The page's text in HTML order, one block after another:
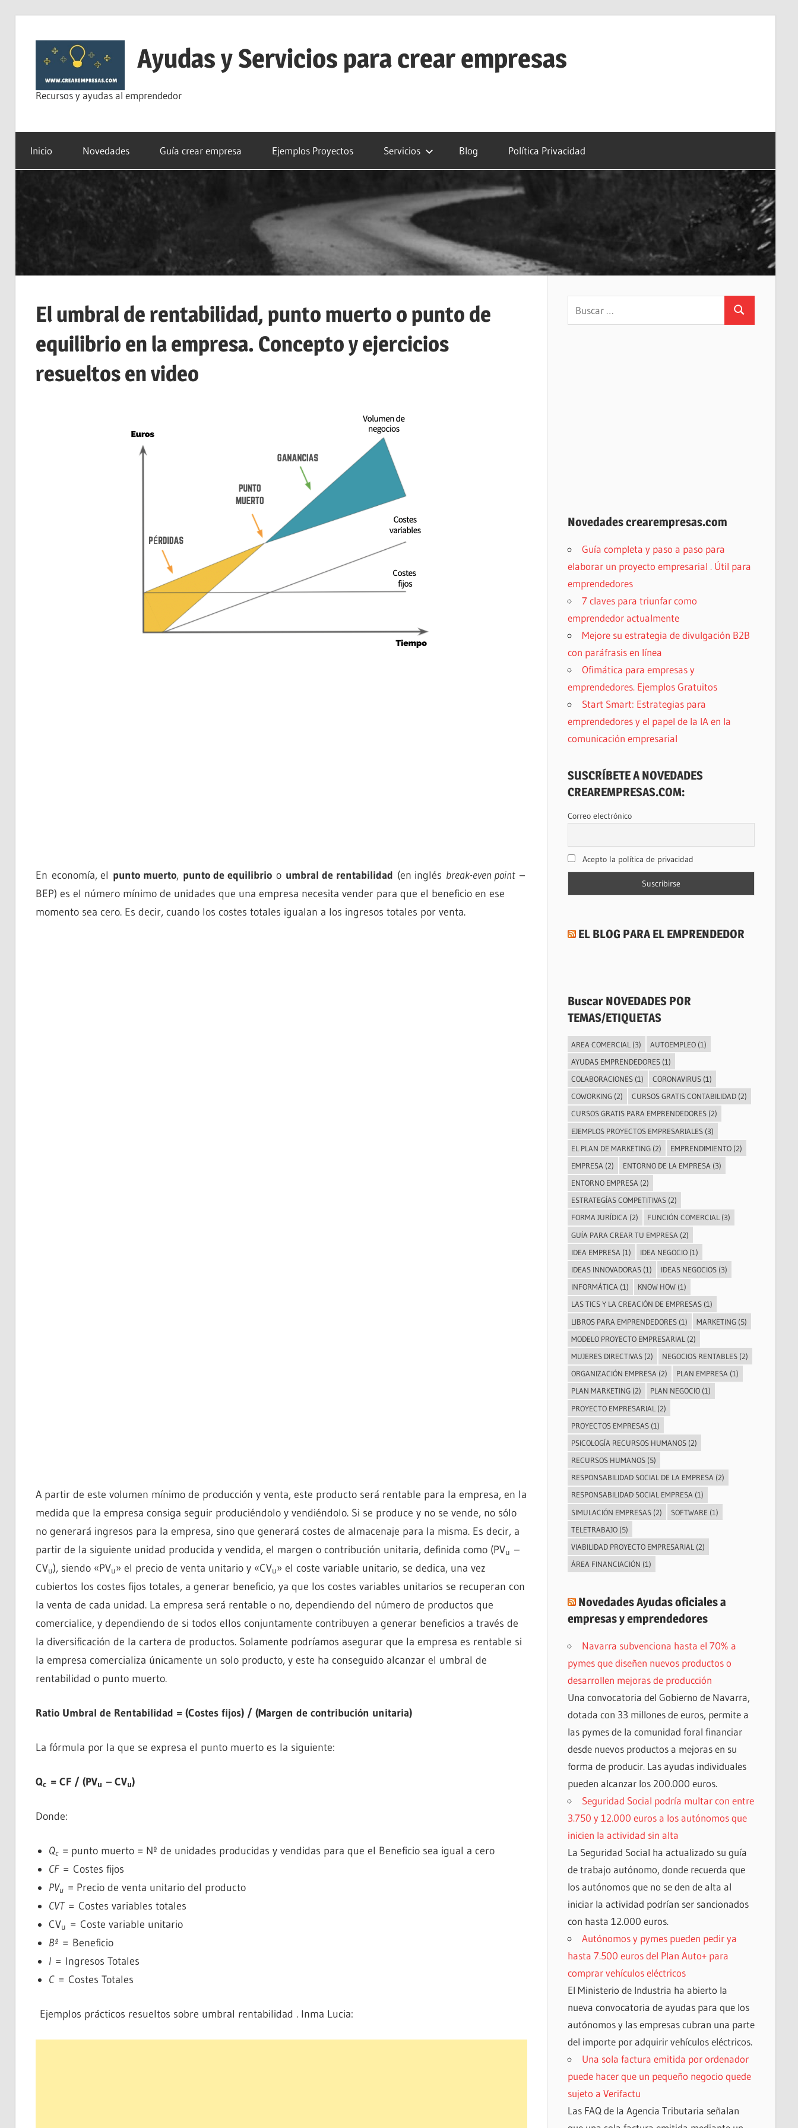
contenido
Ayudas y Servicios para crear empresas
Recursos y ayudas al emprendedor
Inicio Novedades Guía crear empresa Ejemplos Proyectos Servicios Blog Política Privacidad
El umbral de rentabilidad, punto muerto o punto de
equilibrio en la empresa. Concepto y ejercicios
resueltos en video
En economía, el punto muerto, punto de equilibrioo umbral de rentabilidad (en inglés break-even point–
BEP) es el número mínimo de unidades que una empresa necesita vender para que el beneficio en ese
momento sea cero. Es decir, cuando los costes totales igualan a los ingresos totales por venta.
A partir de este volumen mínimo de producción y venta, este producto será rentable para la empresa, en la
medida que la empresa consiga seguir produciéndolo y vendiéndolo. Si se produce y no se vende, no sólo
no generará ingresos para la empresa, sino que generará costes de almacenaje para la misma. Es decir, a
partir de la siguiente unidad producida y vendida, el margen o contribución unitaria, definida como (PVu –
CVu), siendo «PVu» el precio de venta unitario y «CVu» el coste variable unitario, se dedica, una vez
cubiertos los costes fijos totales, a generar beneficio, ya que los costes variables unitarios se recuperan con
la venta de cada unidad. La empresa será rentable o no, dependiendo del número de productos que
comercialice, y dependiendo de si todos ellos conjuntamente contribuyen a generar beneficios a través de
la diversificación de la cartera de productos. Solamente podríamos asegurar que la empresa es rentable si
la empresa comercializa únicamente un solo producto, y este ha conseguido alcanzar el umbral de
rentabilidad o punto muerto.
Ratio Umbral de Rentabilidad = (Costes fijos) / (Margen de contribución unitaria)
La fórmula por la que se expresa el punto muerto es la siguiente:
Qc= CF / (PVu – CVu)
Donde:
Qc= punto muerto = Nº de unidades producidas y vendidas para que el Beneficio sea igual a cero
CF= Costes fijos
PVu = Precio de venta unitario del producto
CVT= Costes variables totales
CVu = Coste variable unitario
Bº = Beneficio
I = Ingresos Totales
C= Costes Totales
Ejemplos prácticos resueltos sobre umbral rentabilidad . Inma Lucia:
Buscar
Novedades crearempresas.com
Guía completa y paso a paso para
elaborar un proyecto empresarial . Útil para
emprendedores
7 claves para triunfar como
emprendedor actualmente
Mejore su estrategia de divulgación B2B
con paráfrasis en línea
Ofimática para empresas y
emprendedores. Ejemplos Gratuitos
Start Smart: Estrategias para
emprendedores y el papel de la IA en la
comunicación empresarial
SUSCRÍBETE A NOVEDADES
CREAREMPRESAS.COM:
Correo electrónico
Acepto la política de privacidad
EL BLOG PARA EL EMPRENDEDOR
Buscar NOVEDADES POR
TEMAS/ETIQUETAS
AREA COMERCIAL (3) AUTOEMPLEO (1)
AYUDAS EMPRENDEDORES (1)
COLABORACIONES (1) CORONAVIRUS (1)
COWORKING (2) CURSOS GRATIS CONTABILIDAD (2)
CURSOS GRATIS PARA EMPRENDEDORES (2)
EJEMPLOS PROYECTOS EMPRESARIALES (3)
EL PLAN DE MARKETING (2) EMPRENDIMIENTO (2)
EMPRESA (2) ENTORNO DE LA EMPRESA (3)
ENTORNO EMPRESA (2)
ESTRATEGÍAS COMPETITIVAS (2)
FORMA JURÍDICA (2) FUNCIÓN COMERCIAL (3)
GUÍA PARA CREAR TU EMPRESA (2)
IDEA EMPRESA (1) IDEA NEGOCIO (1)
IDEAS INNOVADORAS (1) IDEAS NEGOCIOS (3)
INFORMÁTICA (1) KNOW HOW (1)
LAS TICS Y LA CREACIÓN DE EMPRESAS (1)
LIBROS PARA EMPRENDEDORES (1) MARKETING (5)
MODELO PROYECTO EMPRESARIAL (2)
MUJERES DIRECTIVAS (2) NEGOCIOS RENTABLES (2)
ORGANIZACIÓN EMPRESA (2) PLAN EMPRESA (1)
PLAN MARKETING (2) PLAN NEGOCIO (1)
PROYECTO EMPRESARIAL (2)
PROYECTOS EMPRESAS (1)
PSICOLOGÍA RECURSOS HUMANOS (2)
RECURSOS HUMANOS (5)
RESPONSABILIDAD SOCIAL DE LA EMPRESA (2)
RESPONSABILIDAD SOCIAL EMPRESA (1)
SIMULACIÓN EMPRESAS (2) SOFTWARE (1)
TELETRABAJO (5)
VIABILIDAD PROYECTO EMPRESARIAL (2)
ÁREA FINANCIACIÓN (1)
Novedades Ayudas oficiales a
empresas y emprendedores
Navarra subvenciona hasta el 70% a
pymes que diseñen nuevos productos o
desarrollen mejoras de producción
Una convocatoria del Gobierno de Navarra,
dotada con 33 millones de euros, permite a
las pymes de la comunidad foral financiar
desde nuevos productos a mejoras en su
forma de producir. Las ayudas individuales
pueden alcanzar los 200.000 euros.
Seguridad Social podría multar con entre
3.750 y 12.000 euros a los autónomos que
inicien la actividad sin alta
La Seguridad Social ha actualizado su guía
de trabajo autónomo, donde recuerda que
los autónomos que no se den de alta al
iniciar la actividad podrían ser sancionados
con hasta 12.000 euros.
Autónomos y pymes pueden pedir ya
hasta 7.500 euros del Plan Auto+ para
comprar vehículos eléctricos
El Ministerio de Industria ha abierto la
nueva convocatoria de ayudas para que los
autónomos y las empresas cubran una parte
del importe por adquirir vehículos eléctricos.
Una sola factura emitida por ordenador
puede hacer que un pequeño negocio quede
sujeto a Verifactu
Las FAQ de la Agencia Tributaria señalan